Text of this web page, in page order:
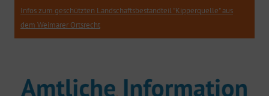
Infos zum geschützten Landschaftsbestandteil "Kipperquelle" aus
dem Weimarer Ortsrecht